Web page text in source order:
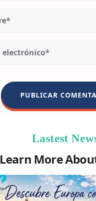
Lastest
Learn More